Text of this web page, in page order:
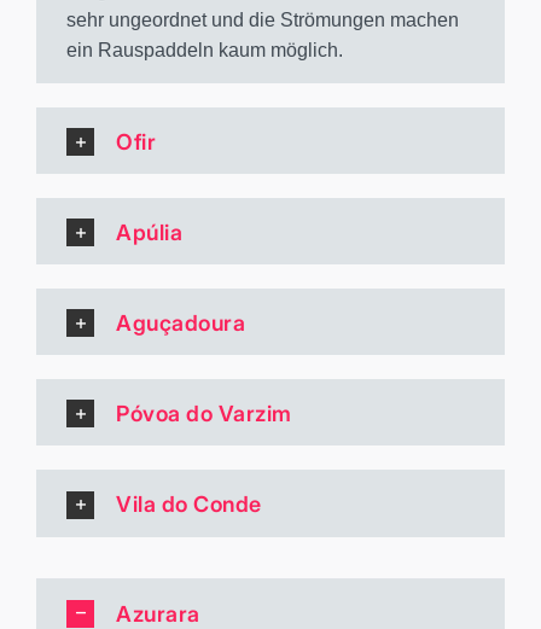
sehr ungeordnet und die Strömungen machen
ein Rauspaddeln kaum möglich.
Ofir
Apúlia
Aguçadoura
Póvoa do Varzim
Vila do Conde
Azurara